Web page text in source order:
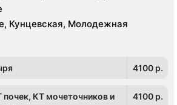
Кунцевская, Молодежная
4100 p.
КТ мочеточников и
4100 p.